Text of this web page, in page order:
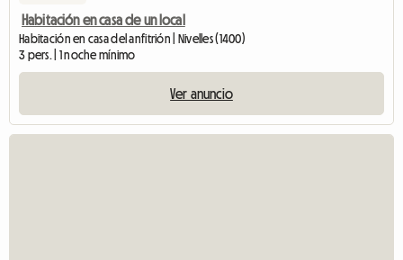
Habitación en casa de un local
Habitación en casa del anfitrión | Nivelles (1400)
3 pers. | 1 noche mínimo
Ver anuncio